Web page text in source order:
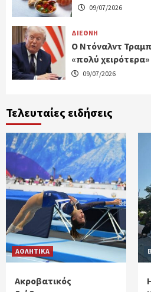
09/07/2026
ΔΙΕΘΝΗ
Ο Ντόναλντ Τραμπ
«πολύ
09/07/2026
Τελευταίες ειδήσεις
ΑΘΛΗΤΙΚΑ
Ακροβατικός